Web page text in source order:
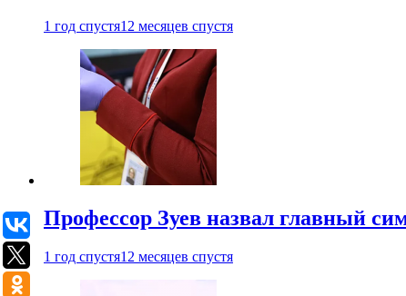
1 год спустя12 месяцев спустя
Профессор Зуев назвал главный
1 год спустя12 месяцев спустя